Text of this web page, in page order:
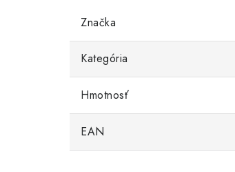
Značka
Kategória
Hmotnosť
EAN